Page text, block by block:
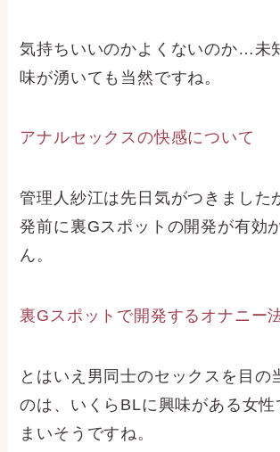
気持ちいいのかよくないのか…未
味が湧いても当然ですね。
アナルセックスの快感について
管理人紗江は先日気がつきました
発前に裏Gスポットの開発が有効
ん。
裏Gスポットで開発するオナニー
とはいえ男同士のセックスを目の
のは、いくらBLに興味がある女性
まいそうですね。